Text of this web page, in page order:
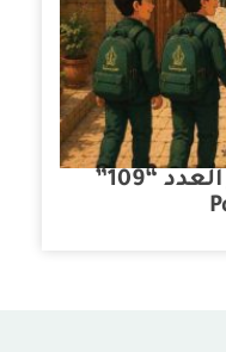
مجلة الأشتر الصغير العدد “109”